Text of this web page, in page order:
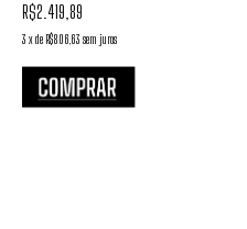
R$2.419,89
3 xde R$806,63 sem juros